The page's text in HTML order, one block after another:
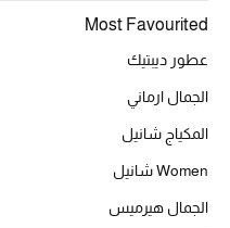
تسوقوا الحقائب
الموسم الجديد
أحذية النسائية
Most Favourited
عطور ديبتيك
الجمال ارماني
المكياج شانيل
Women شانيل
الجمال هيرميس